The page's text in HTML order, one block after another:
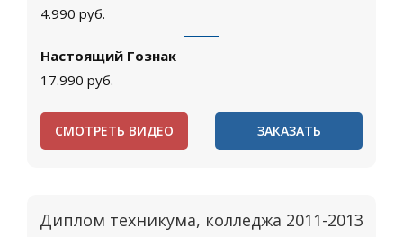
4.990 руб.
Настоящий Гознак
17.990 руб.
СМОТРЕТЬ ВИДЕО ЗАКАЗАТЬ
Диплом техникума, колледжа 2011-2013